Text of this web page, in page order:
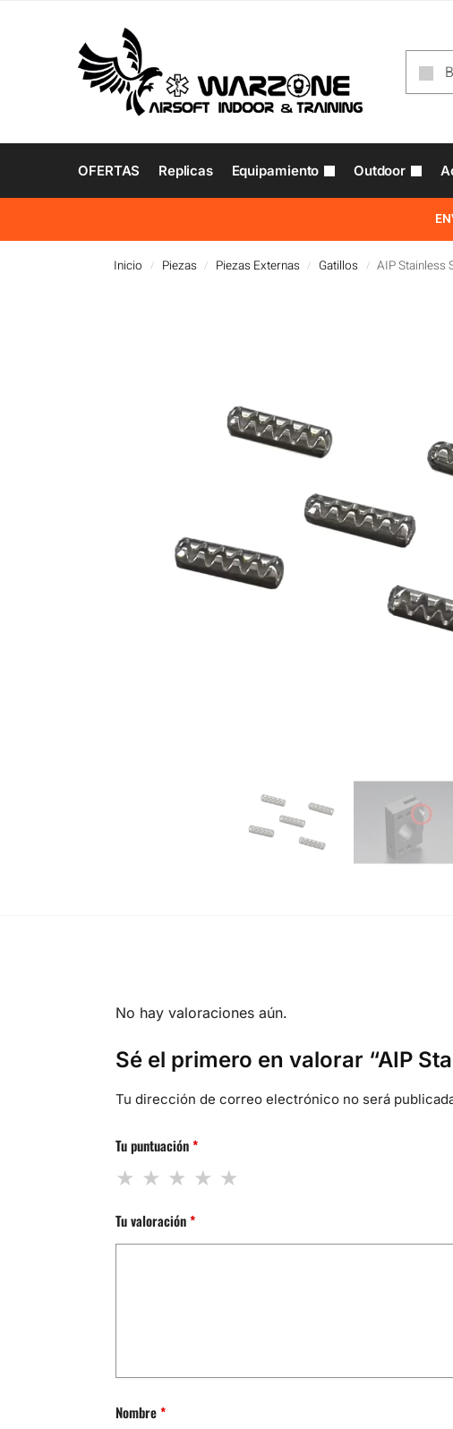
OFERTAS Replicas Equipamiento Outdoor
Inicio / Piezas / Piezas Externas / Gatillos / AIP Stainless
No hay valoraciones aún.
Sé el primero en valorar “AIP
Tu dirección de correo electrónico no será
Tu puntuación*
Tu valoración*
Nombre*